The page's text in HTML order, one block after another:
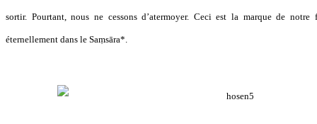
sortir. Pourtant, nous ne cessons d’atermoyer. Ceci est la marque de
éternellement dans le Saṃsāra*.